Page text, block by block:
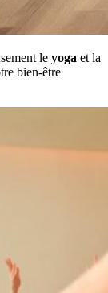
le yoga et la
bien-être